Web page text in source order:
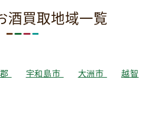
酒買取地域一覧
宇和島市 大洲市
越智